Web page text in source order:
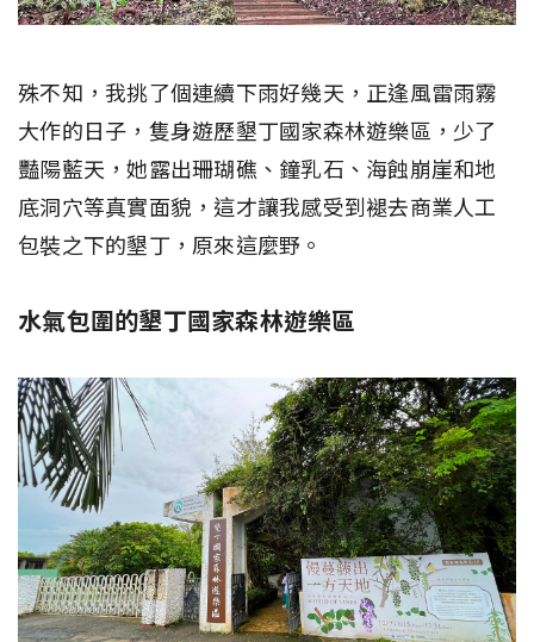
殊不知，我挑了個連續下雨好幾天，正逢風雷雨霧
大作的日子，隻身遊歷墾丁國家森林遊樂區，少了
豔陽藍天，她露出珊瑚礁、鐘乳石、海蝕崩崖和地
底洞穴等真實面貌，這才讓我感受到褪去商業人工
包裝之下的墾丁，原來這麼野。
水氣包圍的墾丁國家森林遊樂區